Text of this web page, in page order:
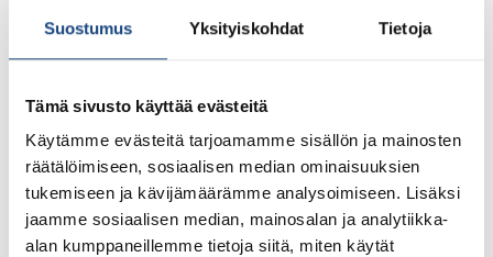
Suostumus Yksityiskohdat Tietoja
Tämä sivusto käyttää evästeitä
Käytämme evästeitä tarjoamamme sisällön ja mainosten
räätälöimiseen, sosiaalisen median ominaisuuksien
tukemiseen ja kävijämäärämme analysoimiseen. Lisäksi
jaamme sosiaalisen median, mainosalan ja analytiikka-
alan kumppaneillemme tietoja siitä, miten käytät
Kokousaineistoja Kokouksessa oli judoseuroja 33 eri
seurasta ja tilaisuudessa käytiin aktiivista keskustelua.
aiemmin täällä: https://judo.fi/2022/11/judoliiton-
syyskokouksessa-vilkasta-keskustelua-ja-linjan-
kirkastamista/ Kiinnostusta kokousaineistoista on
herättänyt erityisesti puheenjohtaja Esa Niemen esitys
hallintouudistuksesta. Siinä keskeistä on ottaa
judoseurat ja koko järjestökenttä […]